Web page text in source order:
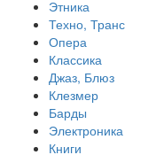
Этника
Техно, Транс
Опера
Классика
Джаз, Блюз
Клезмер
Барды
Электроника
Книги